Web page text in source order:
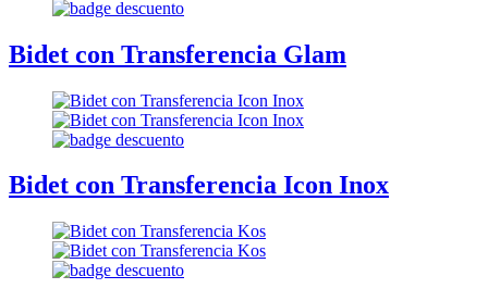
Bidet con Transferencia Glam
Bidet con Transferencia Icon Inox